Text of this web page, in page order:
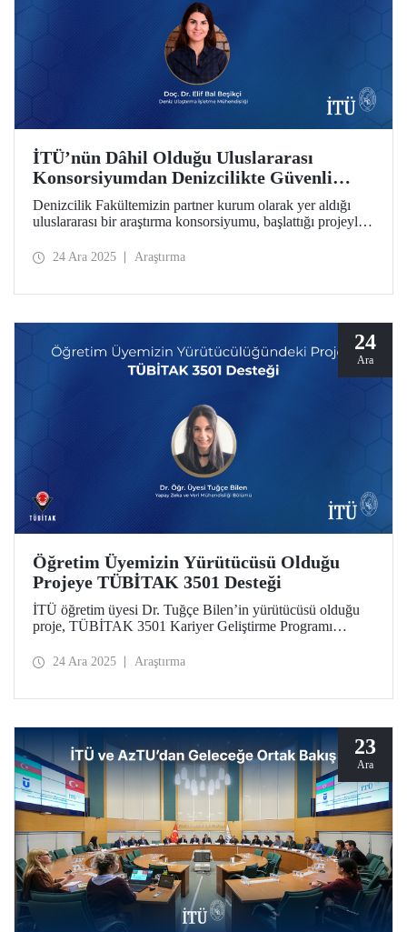
İTÜ’nün Dâhil Olduğu Uluslararası
Konsorsiyumdan Denizcilikte Güvenli
Karbonsuzlaşma İçin Önemli Proje
Denizcilik Fakültemizin partner kurum olarak yer aldığı
uluslararası bir araştırma konsorsiyumu, başlattığı projeyle
hızlandırmayı hedefliyor. Öğretim üyemiz Doç. Dr. Elif Bal
24 Ara 2025 Araştırma
24
Ara
Öğretim Üyemizin Yürütücüsü Olduğu
Projeye TÜBİTAK 3501 Desteği
İTÜ öğretim üyesi Dr. Tuğçe Bilen’in yürütücüsü olduğu
proje, TÜBİTAK 3501 Kariyer Geliştirme Programı
24 Ara 2025 Araştırma
23
Ara